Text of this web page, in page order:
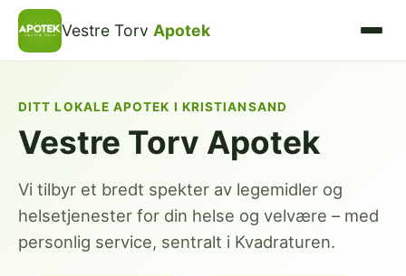
Vestre Torv Apotek
DITT LOKALE APOTEK I KRISTIANSAND
Vestre Torv Apotek
Vi tilbyr et bredt spekter av legemidler og
helsetjenester for din helse og velvære – med
personlig service, sentralt i Kvadraturen.